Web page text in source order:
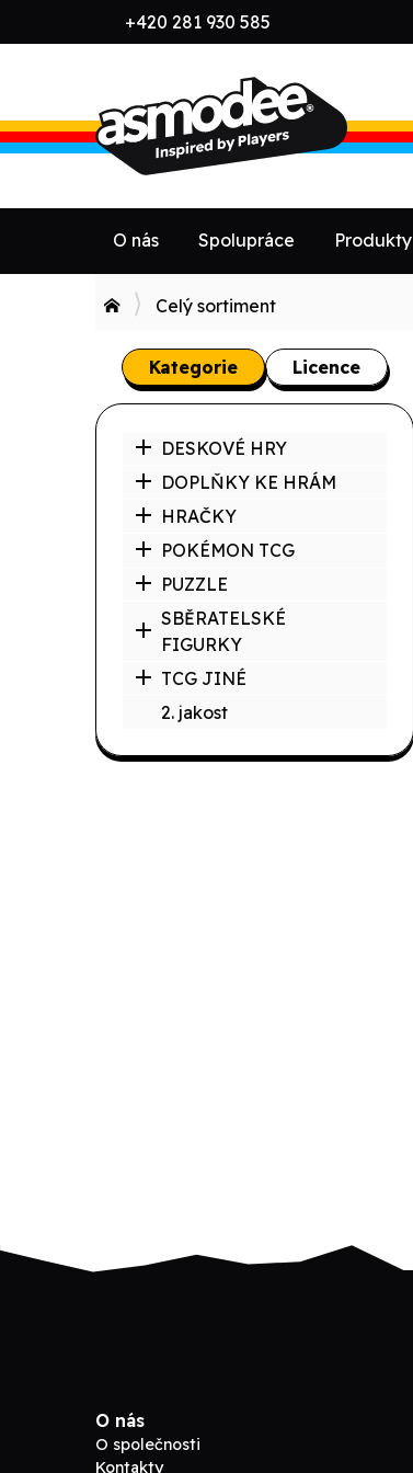
+420 281 930 585
O nás Spolupráce Produkty
Celý sortiment
Kategorie Licence
DESKOVÉ HRY
DOPLŇKY KE HRÁM
HRAČKY
POKÉMON TCG
PUZZLE
SBĚRATELSKÉ
FIGURKY
TCG JINÉ
2. jakost
O nás
O společnosti
Kontakty